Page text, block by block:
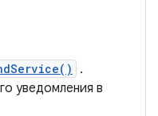
.
уведомления в